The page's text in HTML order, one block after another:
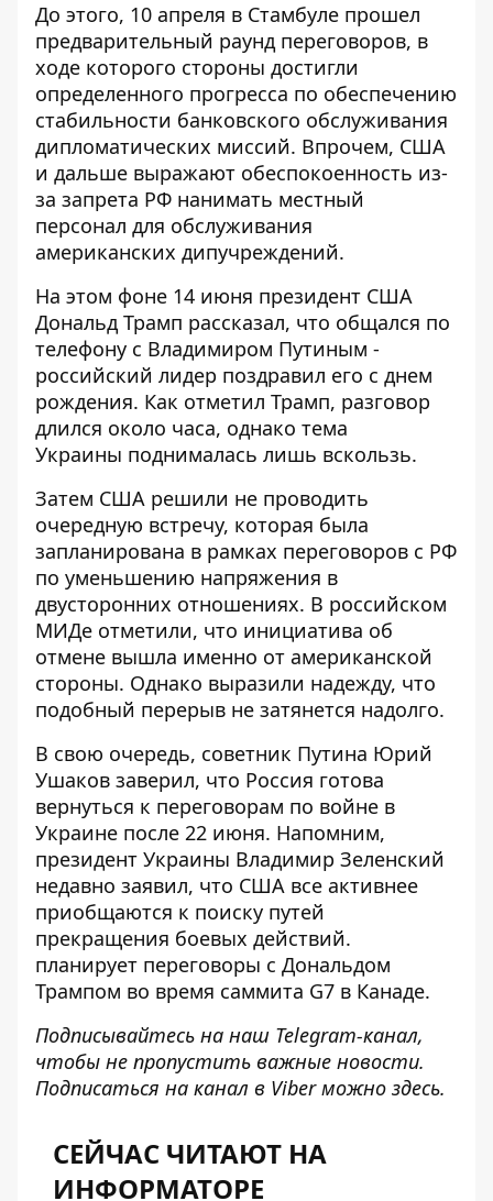
До этого, 10 апреля в Стамбуле прошел
предварительный раунд переговоров, в
ходе которого стороны достигли
определенного прогресса по обеспечению
стабильности банковского обслуживания
дипломатических миссий. Впрочем, США
и дальше выражают обеспокоенность из-
за запрета РФ нанимать местный
персонал для обслуживания
американских дипучреждений.
На этом фоне 14 июня президент США
Дональд Трамп рассказал, что общался по
телефону с Владимиром Путиным -
российский лидер поздравил его с днем ​​
рождения. Как отметил Трамп, разговор
длился около часа, однако тема
Украины поднималась лишь вскользь.
Затем США решили не проводить
очередную встречу, которая была
запланирована в рамках переговоров с РФ
по уменьшению напряжения в
двусторонних отношениях. В российском
МИДе отметили, что инициатива об
отмене вышла именно от американской
стороны. Однако выразили надежду, что
подобный перерыв не затянется надолго.
В свою очередь, советник Путина Юрий
Ушаков заверил, что Россия готова
вернуться к переговорам по войне в
Украине после 22 июня. Напомним,
президент Украины Владимир Зеленский
недавно заявил, что США все активнее
приобщаются к поиску путей
прекращения боевых действий.
планирует переговоры с Дональдом
Трампом во время саммита G7 в Канаде.
Подписывайтесь на наш Telegram-канал,
чтобы не пропустить важные новости.
Подписаться на канал в Viber можно здесь.
СЕЙЧАС ЧИТАЮТ НА
ИНФОРМАТОРЕ